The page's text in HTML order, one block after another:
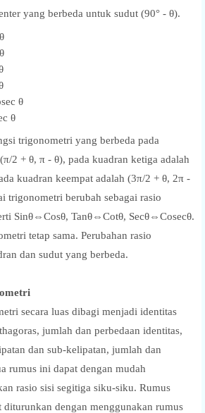
yang berbeda untuk sudut (90° - θ).
θ
θ
trigonometri yang berbeda pada
2 + θ, π - θ), pada kuadran ketiga adalah
kuadran keempat adalah (3π/2 + θ, 2π -
trigonometri berubah sebagai rasio
Sinθ⇔Cosθ, Tanθ⇔Cotθ, Secθ⇔Cosecθ.
tetap sama. Perubahan rasio
dan sudut yang berbeda.
secara luas dibagi menjadi identitas
jumlah dan perbedaan identitas,
dan sub-kelipatan, jumlah dan
rumus ini dapat dengan mudah
rasio sisi segitiga siku-siku. Rumus
dengan menggunakan rumus